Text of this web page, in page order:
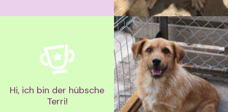
Hi, ich bin der hübsche
Terri!